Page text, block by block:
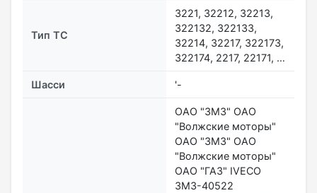
Тип ТС
3221, 32212, 32213,
322132, 322133,
32214, 32217, 322173,
322174, 2217, 22171, …
Шасси '-
ОАО "ЗМЗ" ОАО
"Волжские моторы"
ОАО "ЗМЗ" ОАО
"Волжские моторы"
ОАО "ГАЗ" IVECO
ЗМЗ-40522